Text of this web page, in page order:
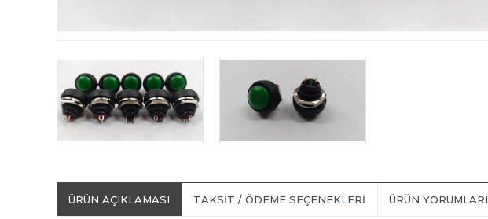
ÜRÜN AÇIKLAMASI TAKSIT / ÖDEME SEÇENEKLERI ÜRÜN YORUMLARI